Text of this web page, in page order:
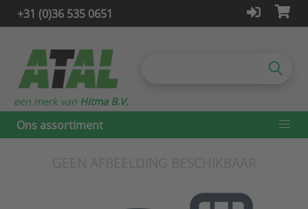
+31 (0)36 535 0651
Ons assortiment
een merk van Hitma B.V.